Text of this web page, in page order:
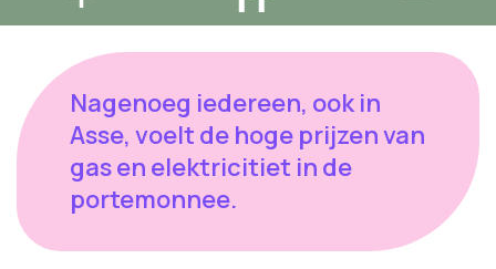
Nagenoeg iedereen, ook in
Asse, voelt de hoge prijzen van
gas en elektricitiet in de
portemonnee.